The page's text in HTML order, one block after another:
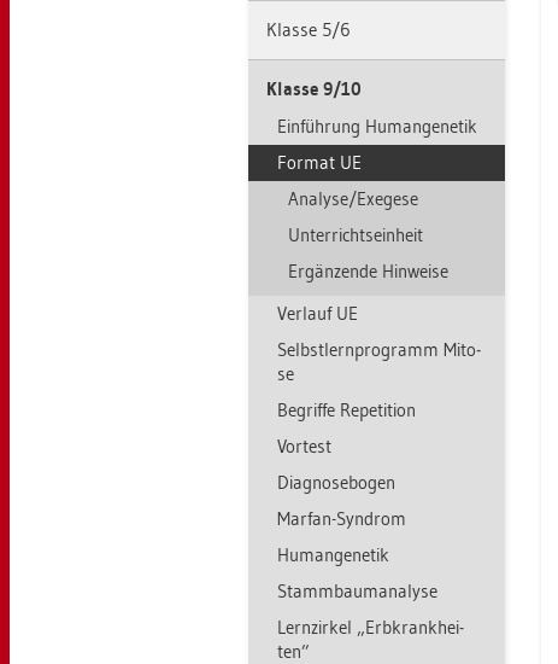
Klas­se 5/6
Klas­se 9/10
Ein­füh­rung Hu­man­ge­ne­tik
For­mat UE
Ana­ly­se/Ex­ege­se
Un­ter­richts­ein­heit
Er­gän­zen­de Hin­wei­se
Ver­lauf UE
Selbst­lern­pro­gramm Mito­
se
Be­grif­fe Re­pe­ti­ti­on
Vor­test
Dia­gno­se­bo­gen
Mar­fan-Syn­drom
Hu­man­ge­ne­tik
Stamm­baum­ana­ly­se
Lern­zir­kel „Erb­krank­hei­
ten”